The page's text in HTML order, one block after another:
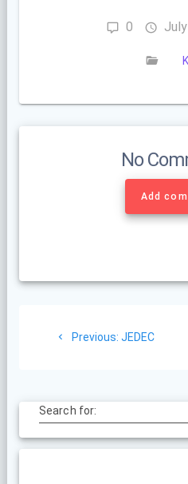
0
K
No
Add
Previous: Previous
JEDEC
Search for: